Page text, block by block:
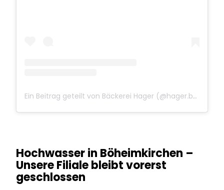
Ein Beitrag geteilt von Bäckerei Hager (@hager.baeckerei)
Hochwasser in Böheimkirchen –
Unsere Filiale bleibt vorerst
geschlossen